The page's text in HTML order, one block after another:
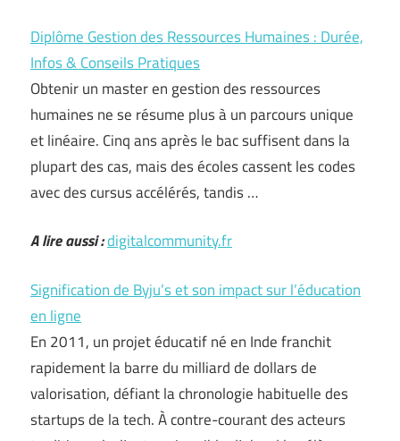
Diplôme Gestion des Ressources Humaines : Durée,
Infos & Conseils Pratiques
Obtenir un master en gestion des ressources
humaines ne se résume plus à un parcours unique
et linéaire. Cinq ans après le bac suffisent dans la
plupart des cas, mais des écoles cassent les codes
avec des cursus accélérés, tandis …
A lire aussi :digitalcommunity.fr
Signification de Byju’s et son impact sur l’éducation
en ligne
En 2011, un projet éducatif né en Inde franchit
rapidement la barre du milliard de dollars de
valorisation, défiant la chronologie habituelle des
startups de la tech. À contre-courant des acteurs